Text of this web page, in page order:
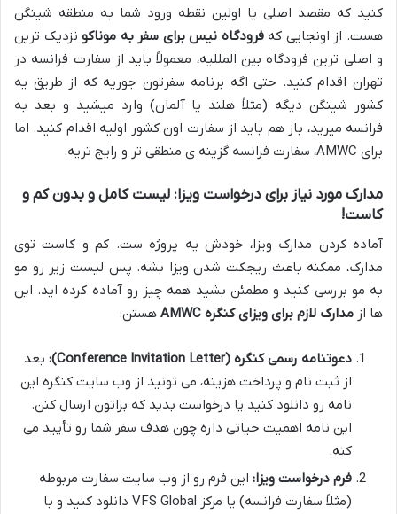
کنید که مقصد اصلی یا اولین نقطه ورود شما به منطقه شینگن
هست. از اونجایی کهفرودگاه نیس برای سفر به موناکونزدیک ترین
و اصلی ترین فرودگاه بین المللیه، معمولاً باید از سفارت فرانسه در
تهران اقدام کنید. حتی اگه برنامه سفرتون جوریه که از طریق یه
کشور شینگن دیگه (مثلاً هلند یا آلمان) وارد میشید و بعد به
فرانسه میرید، باز هم باید از سفارت اون کشور اولیه اقدام کنید. اما
برای AMWC، سفارت فرانسه گزینه ی منطقی تر و رایج تریه.
مدارک مورد نیاز برای درخواست ویزا: لیست کامل و بدون کم و
کاست!
آماده کردن مدارک ویزا، خودش یه پروژه ست. کم و کاست توی
مدارک، ممکنه باعث ریجکت شدن ویزا بشه. پس لیست زیر رو مو
به مو بررسی کنید و مطمئن بشید همه چیز رو آماده کرده اید. این
ها از مدارک لازم برای ویزای کنگره AMWC هستن:
دعوتنامه رسمی کنگره (Conference Invitation Letter):
بعد
از ثبت نام و پرداخت هزینه، می تونید از وب سایت کنگره این
نامه رو دانلود کنید یا درخواست بدید که براتون ارسال کنن.
این نامه اهمیت حیاتی داره چون هدف سفر شما رو تأیید می
کنه.
فرم درخواست ویزا: این فرم رو از وب سایت سفارت مربوطه
(مثلاً سفارت فرانسه) یا مرکز VFS Global دانلود کنید و با